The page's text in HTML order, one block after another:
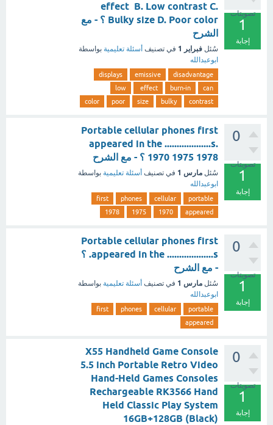
تصويتات
1
إجابة
effect B. Low contrast C.
Bulky size D. Poor color ؟ - مع
الشرح
سُئل فبراير 1 في تصنيف أسئلة تعليمية بواسطة
ابوعبدالله
disadvantage
emissive
displays
can
burn-in
effect
low
contrast
bulky
size
poor
color
0
تصويتات
1
إجابة
Portable cellular phones first
appeared in the ...................s.
1970 1975 1978 ؟ - مع الشرح
سُئل مارس 1 في تصنيف أسئلة تعليمية بواسطة
ابوعبدالله
portable
cellular
phones
first
appeared
1970
1975
1978
0
تصويتات
1
إجابة
Portable cellular phones first
appeared in the ...................s. ؟
- مع الشرح
سُئل مارس 1 في تصنيف أسئلة تعليمية بواسطة
ابوعبدالله
portable
cellular
phones
first
appeared
0
تصويتات
1
إجابة
X55 Handheld Game Console
5.5 inch Portable Retro Video
Hand-Held Games Consoles
Rechargeable RK3566 Hand
Held Classic Play System
16GB+128GB (Black)